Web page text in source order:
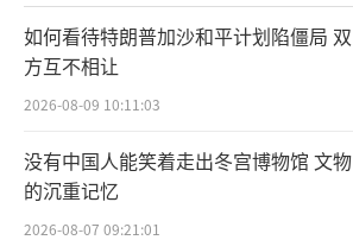
如何看待特朗普加沙和平计划陷僵局 双
方互不相让
2026-08-09 10:11:03
没有中国人能笑着走出冬宫博物馆 文物
的沉重记忆
2026-08-07 09:21:01